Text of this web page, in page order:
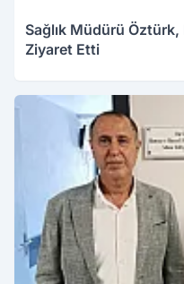
Sağlık Müdürü Öztürk,
Ziyaret Etti